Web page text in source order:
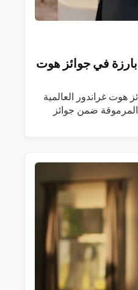
بارزة في جوائز هوت
هوت غراندور العالمية
ضمن جوائز